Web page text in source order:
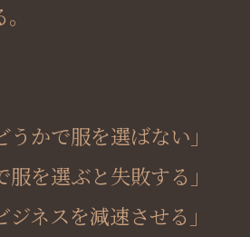
うかで服を選ばない」
服を選ぶと失敗する」
ジネスを減速させる」